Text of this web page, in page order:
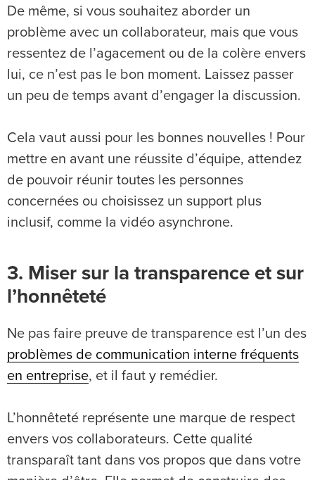
De même, si vous souhaitez aborder un
problème avec un collaborateur, mais que vous
ressentez de l’agacement ou de la colère envers
lui, ce n’est pas le bon moment. Laissez passer
un peu de temps avant d’engager la discussion.
Cela vaut aussi pour les bonnes nouvelles ! Pour
mettre en avant une réussite d’équipe, attendez
de pouvoir réunir toutes les personnes
concernées ou choisissez un support plus
inclusif, comme la vidéo asynchrone.
3. Miser sur la transparence et sur
l’honnêteté
Ne pas faire preuve de transparence est l’un des
problèmes de communication interne fréquents
en entreprise, et il faut y remédier.
L’honnêteté représente une marque de respect
envers vos collaborateurs. Cette qualité
transparaît tant dans vos propos que dans votre